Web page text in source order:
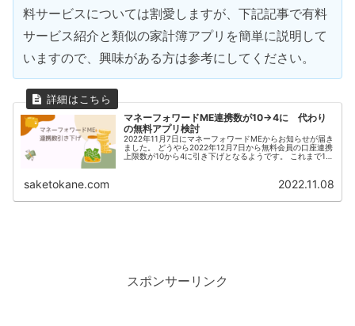
料サービスについては割愛しますが、下記記事で有料
サービス紹介と類似の家計簿アプリを簡単に説明して
いますので、興味がある方は参考にしてください。
マネーフォワードME連携数が10→4に 代わり
の無料アプリ検討
2022年11月7日にマネーフォワードMEからお知らせが届き
ました。 どうやら2022年12月7日から無料会員の口座連携
上限数が10から4に引き下げとなるようです。 これまで10
saketokane.com 2022.11.08
スポンサーリンク